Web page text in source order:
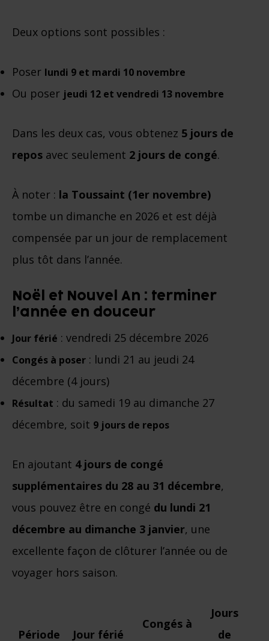
Deux options sont possibles :
Poser lundi 9 et mardi 10 novembre
Ou poser jeudi 12 et vendredi 13 novembre
Dans les deux cas, vous obtenez 5 jours de
repos avec seulement 2 jours de congé.
À noter : la Toussaint (1er novembre)
tombe un dimanche en 2026 et est déjà
compensée par un jour de remplacement
plus tôt dans l’année.
Noël et Nouvel An : terminer
l’année en douceur
Jour férié : vendredi 25 décembre 2026
Congés à poser : lundi 21 au jeudi 24
décembre (4 jours)
Résultat : du samedi 19 au dimanche 27
décembre, soit 9 jours de repos
En ajoutant 4 jours de congé
supplémentaires du 28 au 31 décembre,
vous pouvez être en congé du lundi 21
décembre au dimanche 3 janvier, une
excellente façon de clôturer l’année ou de
voyager hors saison.
Période Jour férié
Congés à
Jours
de